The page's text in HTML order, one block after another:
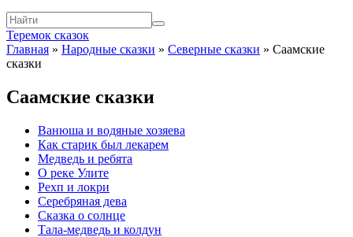
Теремок сказок
Главная » Народные сказки » Северные сказки » Саамские
сказки
Саамские сказки
Ванюша и водяные хозяева
Как старик был лекарем
Медведь и ребята
О реке Улите
Рехп и локри
Серебряная дева
Сказка о солнце
Тала-медведь и колдун